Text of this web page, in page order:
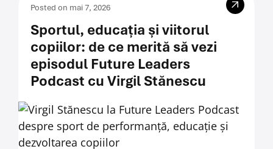
Posted on mai 7, 2026
Sportul, educația și viitorul
copiilor: de ce merită să vezi
episodul Future Leaders
Podcast cu Virgil Stănescu